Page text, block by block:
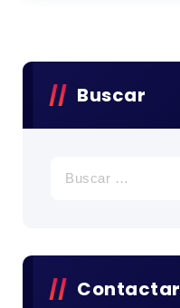
Buscar
Contactar